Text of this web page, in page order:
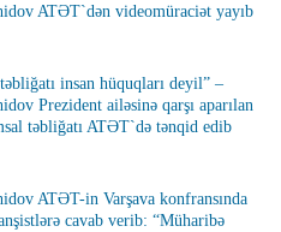
ATƏT`dən videomüraciət yayıb
insan hüquqları deyil” –
Prezident ailəsinə qarşı aparılan
təbliğatı ATƏT`də tənqid edib
ATƏT-in Varşava konfransında
cavab verib: “Müharibə